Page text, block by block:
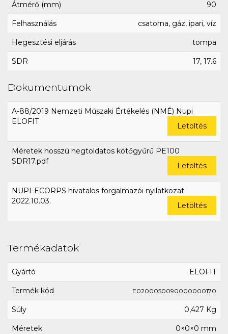
Átmérő (mm) 90
Felhasználás csatorna, gáz, ipari, víz
Hegesztési eljárás tompa
SDR 17, 17.6
Dokumentumok
A-88/2019 Nemzeti Műszaki Értékelés (NMÉ) Nupi
ELOFIT
Letöltés
Méretek hosszú hegtoldatos kötőgyűrű PE100
SDR17.pdf
Letöltés
NUPI-ECORPS hivatalos forgalmazói nyilatkozat
2022.10.03.
Letöltés
Termékadatok
Gyártó ELOFIT
Termék kód E0200050090000000170
Súly 0,427 Kg
Méretek 0×0×0 mm